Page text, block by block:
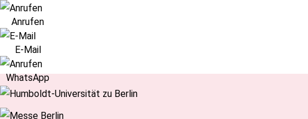
Navigation
überspringen
Anrufen
E-Mail
WhatsApp